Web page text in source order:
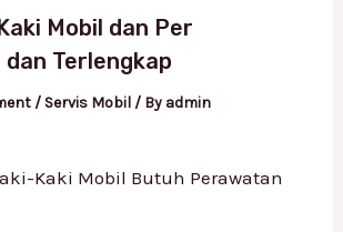
Mobil dan Per
Terlengkap
/ Servis Mobil/ By admin